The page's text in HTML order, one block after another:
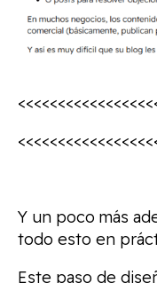
Y un poco más
todo esto en
Este paso de